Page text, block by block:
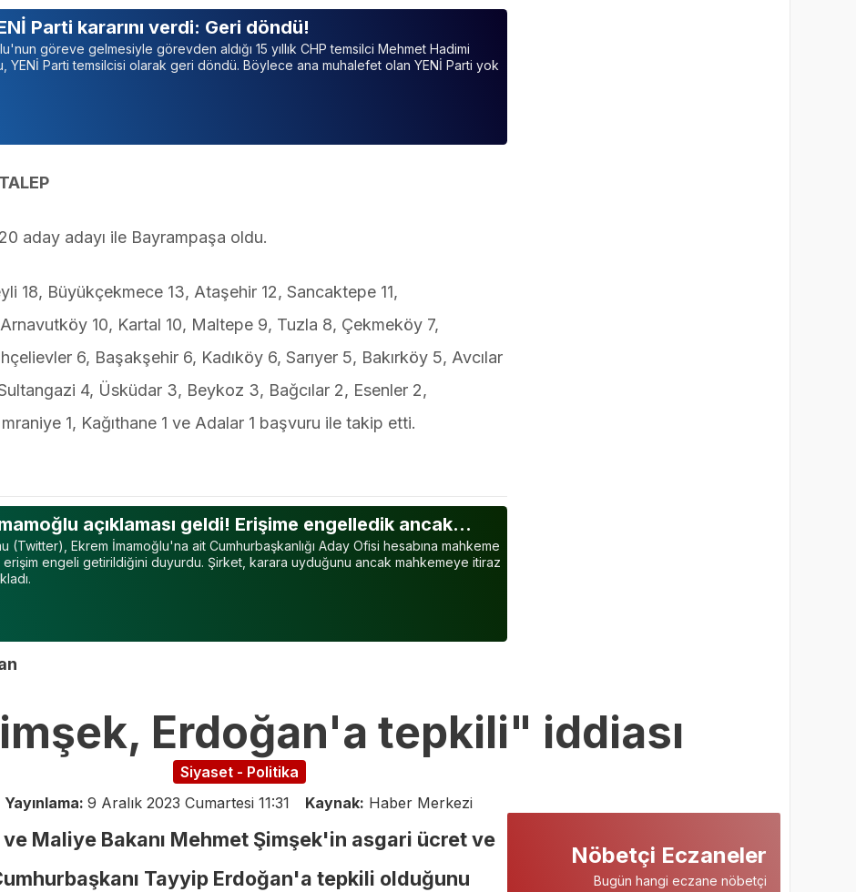
Parti kararını verdi: Geri döndü!
göreve gelmesiyle görevden aldığı 15 yıllık CHP temsilci Mehmet Hadimi
YENİ Parti temsilcisi olarak geri döndü. Böylece ana muhalefet olan YENİ Parti yok
aday adayı ile Bayrampaşa oldu.
18, Büyükçekmece 13, Ataşehir 12, Sancaktepe 11,
10, Kartal 10, Maltepe 9, Tuzla 8, Çekmeköy 7,
6, Başakşehir 6, Kadıköy 6, Sarıyer 5, Bakırköy 5, Avcılar
4, Üsküdar 3, Beykoz 3, Bağcılar 2, Esenler 2,
1, Kağıthane 1 ve Adalar 1 başvuru ile takip etti.
açıklaması geldi! Erişime engelledik ancak…
(Twitter), Ekrem İmamoğlu'na ait Cumhurbaşkanlığı Aday Ofisi hesabına mahkeme
erişim engeli getirildiğini duyurdu. Şirket, karara uyduğunu ancak mahkemeye itiraz
Erdoğan'a tepkili" iddiası
Siyaset - Politika
Yayınlama: 9 Aralık 2023 Cumartesi 11:31 Kaynak: Haber Merkezi
Maliye Bakanı Mehmet Şimşek'in asgari ücret ve
Tayyip Erdoğan'a tepkili olduğunu
Nöbetçi Eczaneler
Bugün hangi eczane nöbetçi